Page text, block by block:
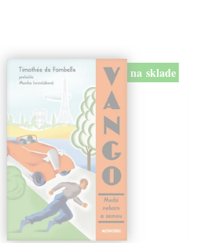
na sklade